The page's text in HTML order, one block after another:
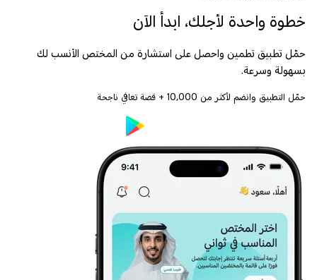
خطوة واحدة لأجلك، ابدأ الآن
حمّل تطبيق تطمين واحصل على استشارة من المختص الأنسب لك
بسهولة وسرعة.
حمّل التطبيق وانضم لأكثر من 10,000 + قصة تعافي ناجحة